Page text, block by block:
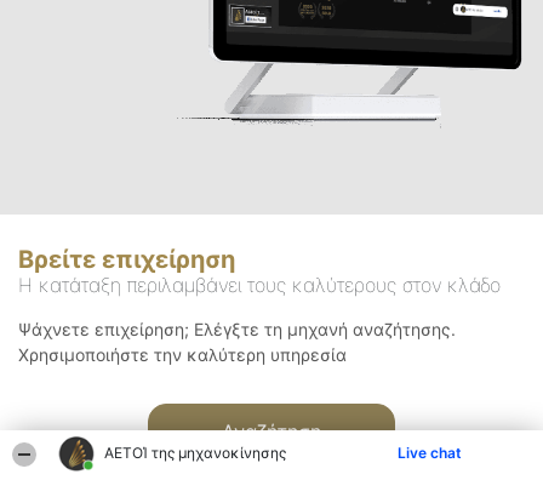
ΑΕΤΟΊ της μηχανοκίνησης Live chat
Βρείτε επιχείρηση
Η κατάταξη περιλαμβάνει τους καλύτερους στον κλάδο
Ψάχνετε επιχείρηση; Ελέγξτε τη μηχανή αναζήτησης.
Χρησιμοποιήστε την καλύτερη υπηρεσία
Αναζήτηση